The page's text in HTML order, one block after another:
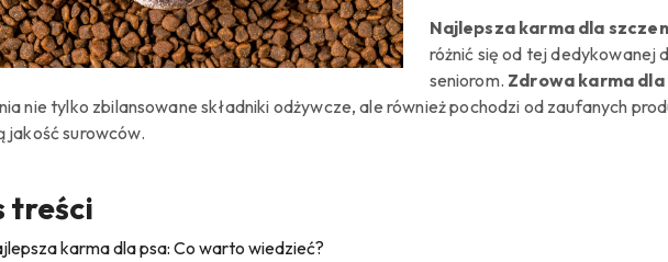
Najlepsza karma dla
różnić się od tej dedykowanej
seniorom. Zdrowa karma dla
nie tylko zbilansowane składniki odżywcze, ale również pochodzi od zaufanych
jakość surowców.
treści
karma dla psa: Co warto wiedzieć?